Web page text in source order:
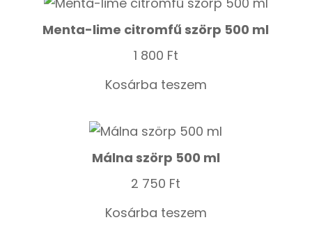
Menta-lime citromfű szörp 500 ml
1 800 Ft
Kosárba teszem
Málna szörp 500 ml
2 750 Ft
Kosárba teszem